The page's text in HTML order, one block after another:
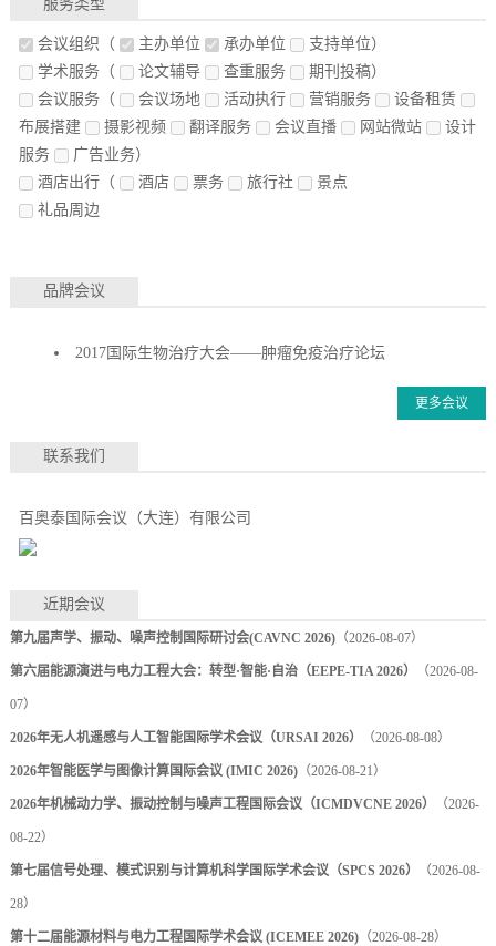
服务类型
会议组织 （ 主办单位 承办单位
支持单位）
学术服务（ 论文辅导 查重服务
期刊投稿）
会议服务（ 会议场地 活动执行 营销服务
设备租赁
布展搭建
摄影视频 翻译服务 会议直播 网站微站
设计
服务
广告业务）
酒店出行（ 酒店 票务 旅行社
景点
礼品周边
品牌会议
2017国际生物治疗大会——肿瘤免疫治疗论坛
更多会议
联系我们
百奥泰国际会议（大连）有限公司
近期会议
第九届声学、振动、噪声控制国际研讨会(CAVNC 2026)（2026-08-07）
第六届能源演进与电力工程大会：转型·智能·自治（EEPE-TIA 2026） （2026-08-
07）
2026年无人机遥感与人工智能国际学术会议（URSAI 2026） （2026-08-08）
2026年智能医学与图像计算国际会议 (IMIC 2026)（2026-08-21）
2026年机械动力学、振动控制与噪声工程国际会议（ICMDVCNE 2026） （2026-
08-22）
第七届信号处理、模式识别与计算机科学国际学术会议（SPCS 2026） （2026-08-
28）
第十二届能源材料与电力工程国际学术会议 (ICEMEE 2026)（2026-08-28）